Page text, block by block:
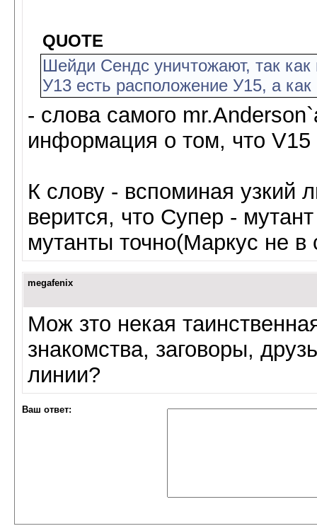
QUOTE
Шейди Сендс уничтожают, так
У13 есть расположение У15, а
- слова самого
информация о том, что
К слову - вспоминая узкий
верится, что Супер -
мутанты точно(Mаркус не в
megafenix
Мож зто некая
знакомства, заговоры,
линии?
Ваш ответ: